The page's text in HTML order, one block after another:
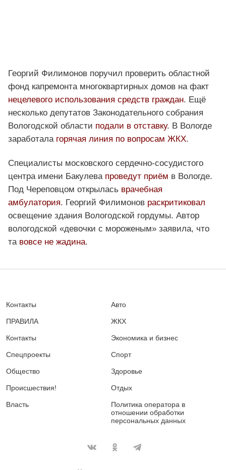
Георгий Филимонов поручил проверить областной
фонд капремонта многоквартирных домов на факт
нецелевого использования средств граждан. Ещё
несколько депутатов Законодательного собрания
Вологодской области подали в отставку. В Вологде
заработала горячая линия по вопросам ЖКХ.
Специалисты московского сердечно-сосудистого
центра имени Бакулева проведут приём в Вологде.
Под Череповцом открылась врачебная
амбулатория. Георгий Филимонов раскритиковал
освещение здания Вологодской гордумы. Автор
вологодской «девочки с мороженым» заявила, что
та вовсе не жадина.
Контакты
ПРАВИЛА
Контакты
Спецпроекты
Общество
Происшествия!
Власть
Авто
ЖКХ
Экономика и бизнес
Спорт
Здоровье
Отдых
Политика оператора в
отношении обработки
персональных данных